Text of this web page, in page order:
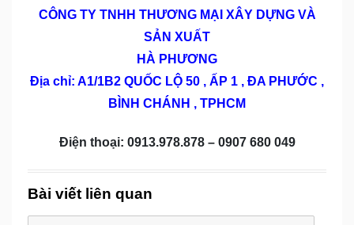
CÔNG TY TNHH THƯƠNG MẠI XÂY DỰNG VÀ
SẢN XUẤT
HÀ PHƯƠNG
Địa chỉ: A1/1B2 QUỐC LỘ 50 , ẤP 1 , ĐA PHƯỚC ,
BÌNH CHÁNH , TPHCM
Điện thoại: 0913.978.878 – 0907 680 049
Bài viết liên quan